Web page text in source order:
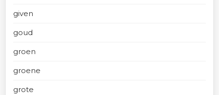
given
goud
groen
groene
grote